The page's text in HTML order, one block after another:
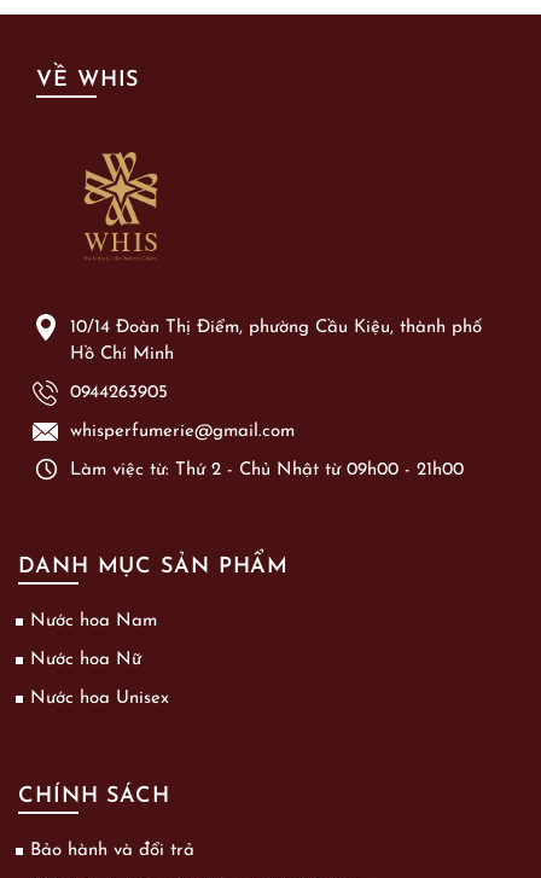
VỀ WHIS
10/14 Đoàn Thị Điểm, phường Cầu Kiệu, thành phố
Hồ Chí Minh
0944263905
whisperfumerie@gmail.com
Làm việc từ: Thứ 2 - Chủ Nhật từ 09h00 - 21h00
DANH MỤC SẢN PHẨM
Nước hoa Nam
Nước hoa Nữ
Nước hoa Unisex
CHÍNH SÁCH
Bảo hành và đổi trả